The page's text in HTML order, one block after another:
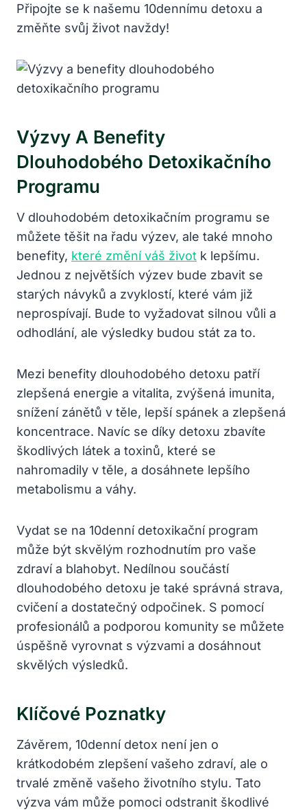
Připojte se k našemu 10dennímu detoxu a
změňte svůj ⁣život ⁣navždy!
Výzvy A ​benefity
Dlouhodobého Detoxikačního
Programu
V dlouhodobém ⁣detoxikačním programu⁢ se
můžete těšit na řadu⁤ výzev, ale⁢ také mnoho
benefity, které změní váš život ‌ k lepšímu.
Jednou⁤ z největších výzev bude zbavit se
‍starých návyků a zvyklostí, které vám již
neprospívají. Bude to vyžadovat silnou vůli ‌a
odhodlání, ale ⁤výsledky ‌budou stát⁢ za to.
Mezi benefity dlouhodobého detoxu patří
zlepšená energie a ⁢vitalita,⁢ zvýšená imunita,​
snížení zánětů v těle, lepší spánek a ​zlepšená
koncentrace. Navíc se díky detoxu‍ zbavíte⁤
škodlivých látek ⁤a toxinů, které se
⁤nahromadily v těle, a dosáhnete lepšího
metabolismu a⁢ váhy.
Vydat ⁢se na 10denní​ detoxikační program
může​ být skvělým rozhodnutím pro ⁢vaše
zdraví a blahobyt. Nedílnou součástí
dlouhodobého detoxu je také⁢ správná strava,
cvičení a dostatečný odpočinek. ‍S ⁢pomocí
profesionálů ⁣a podporou komunity se můžete
úspěšně ‌vyrovnat s⁢ výzvami a dosáhnout
skvělých výsledků.
Klíčové Poznatky
Závěrem, ​10denní detox není jen o⁢
krátkodobém zlepšení vašeho zdraví, ale o
trvalé změně vašeho životního stylu.⁤ Tato
výzva vám ‌může pomoci⁣ odstranit škodlivé